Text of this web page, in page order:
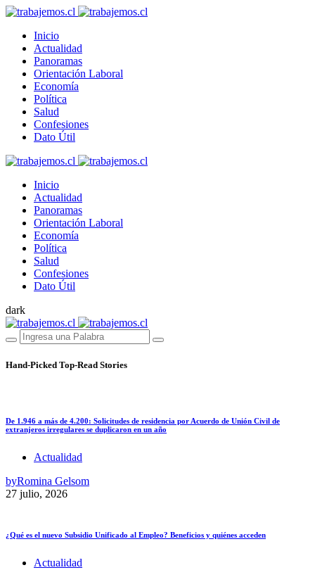
Inicio
Actualidad
Panoramas
Orientación Laboral
Economía
Política
Salud
Confesiones
Dato Útil
Inicio
Actualidad
Panoramas
Orientación Laboral
Economía
Política
Salud
Confesiones
Dato Útil
dark
Hand-Picked Top-Read Stories
De 1.946 a más de 4.200: Solicitudes de residencia por Acuerdo de Unión Civil de
extranjeros irregulares se duplicaron en un año
Actualidad
byRomina Gelsom
27 julio, 2026
¿Qué es el nuevo Subsidio Unificado al Empleo? Beneficios y quiénes acceden
Actualidad